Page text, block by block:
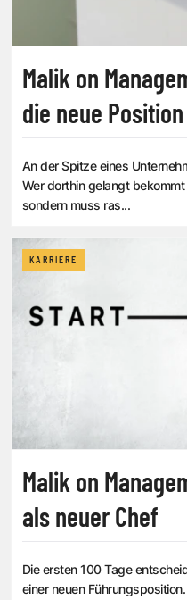
Malik on
die neue
An der Spitze eines
Wer dorthin gelangt
sondern muss ras...
KARRIERE
Malik on
als neuer Chef
Die ersten 100 Tage
einer neuen